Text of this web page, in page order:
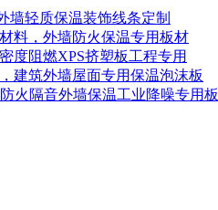
墙轻质保温装饰线条定制
料，外墙防火保温专用板材
度阻燃XPS挤塑板工程专用
建筑外墙屋面专用保温泡沫板
火隔音外墙保温工业降噪专用​板